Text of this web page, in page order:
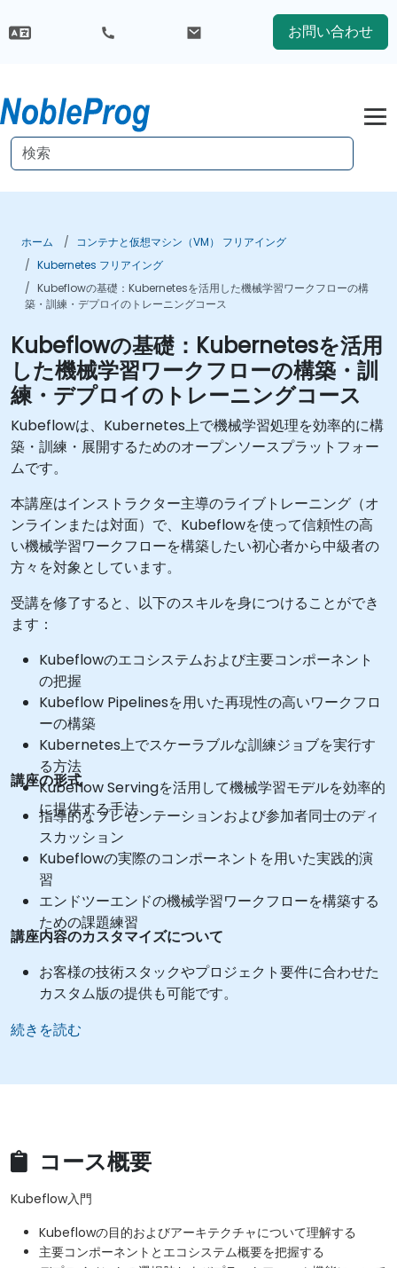
お問い合わせ
ホーム
コンテナと仮想マシン（VM） フリアイング
Kubernetes フリアイング
Kubeflowの基礎：Kubernetesを活用した機械学習ワークフローの構
築・訓練・デプロイのトレーニングコース
Kubeflowの基礎：Kubernetesを活用
した機械学習ワークフローの構築・訓
練・デプロイのトレーニングコース
Kubeflowは、Kubernetes上で機械学習処理を効率的に構
築・訓練・展開するためのオープンソースプラットフォー
ムです。
本講座はインストラクター主導のライブトレーニング（オ
ンラインまたは対面）で、Kubeflowを使って信頼性の高
い機械学習ワークフローを構築したい初心者から中級者の
方々を対象としています。
受講を修了すると、以下のスキルを身につけることができ
ます：
Kubeflowのエコシステムおよび主要コンポーネント
の把握
Kubeflow Pipelinesを用いた再現性の高いワークフロ
ーの構築
Kubernetes上でスケーラブルな訓練ジョブを実行す
る方法
Kubeflow Servingを活用して機械学習モデルを効率的
に提供する手法
講座の形式
指導的なプレゼンテーションおよび参加者同士のディ
スカッション
Kubeflowの実際のコンポーネントを用いた実践的演
習
エンドツーエンドの機械学習ワークフローを構築する
ための課題練習
講座内容のカスタマイズについて
お客様の技術スタックやプロジェクト要件に合わせた
カスタム版の提供も可能です。
続きを読む
コース概要
Kubeflow入門
Kubeflowの目的およびアーキテクチャについて理解する
主要コンポーネントとエコシステム概要を把握する